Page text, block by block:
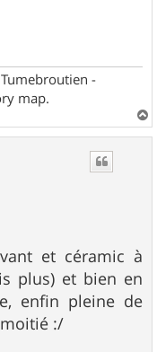
-
map.
a
et céramic à
plus) et bien en
enfin pleine de
:/